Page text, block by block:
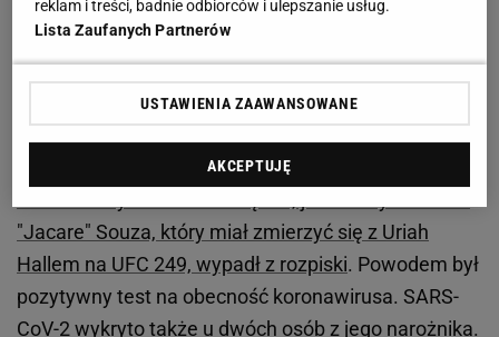
zmierzy się jednak z Justinem Gaethjem, a stawką
wadze lekkiej.
Walka na UFC 249 odwołana!
"Jacare" Souza, który miał zmierzyć się z Uriah
Hallem na UFC 249, wypadł z rozpiski. Powodem był
pozytywny test na obecność koronawirusa. SARS-
CoV-2 wykryto także u dwóch osób z jego narożnika.
reklam i treści, badnie odbiorców i ulepszanie usług.
Lista Zaufanych Partnerów
USTAWIENIA ZAAWANSOWANE
AKCEPTUJĘ